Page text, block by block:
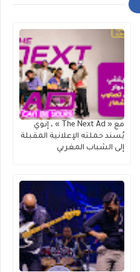
مع « The Next Ad » ، إنوي
يُسند حملته الإعلانية المقبلة
إلى الشباب المغربي